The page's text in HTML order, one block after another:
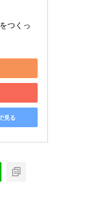
つくっ
見る